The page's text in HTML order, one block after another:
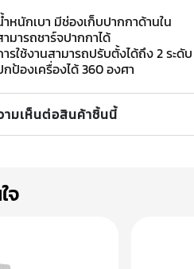
ำหนักเบา มีช่องเก็บปากกาด้านใน
ามารถชาร์จปากกาได้
ารใช้งานสามารถปรับตั้งได้ถึง 2 ระ
กป้องเครื่องได้ 360 องศา
ามเห็นต่อสินค้าชิ้นนี้
จ